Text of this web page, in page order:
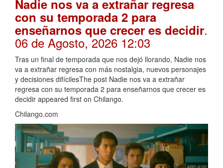
Nadie nos va a extrañar regresa
con su temporada 2 para
enseñarnos que crecer es decidir.
06 de Agosto, 2026 12:03
Tras un final de temporada que nos dejó llorando, Nadie nos
va a extrañar regresa con más nostalgia, nuevos personajes
y decisiones difícilesThe post Nadie nos va a extrañar
regresa con su temporada 2 para enseñarnos que crecer es
decidir appeared first on Chilango.
Chilango.com